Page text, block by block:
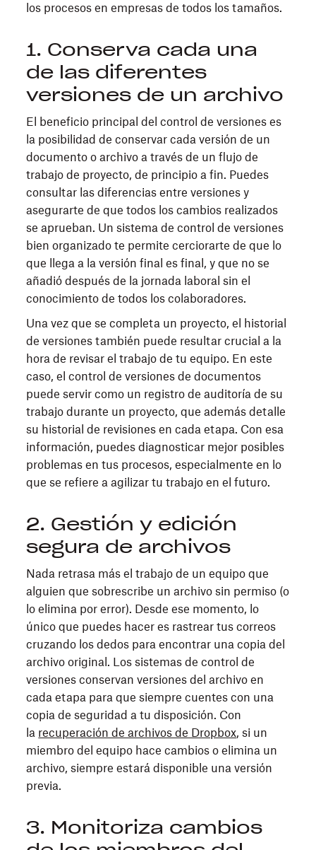
los procesos en empresas de todos los tamaños.
1. Conserva cada una
de las diferentes
versiones de un archivo
El beneficio principal del control de versiones es
la posibilidad de conservar cada versión de un
documento o archivo a través de un flujo de
trabajo de proyecto, de principio a fin. Puedes
consultar las diferencias entre versiones y
asegurarte de que todos los cambios realizados
se aprueban. Un sistema de control de versiones
bien organizado te permite cerciorarte de que lo
que llega a la versión final es final, y que no se
añadió después de la jornada laboral sin el
conocimiento de todos los colaboradores.
Una vez que se completa un proyecto, el historial
de versiones también puede resultar crucial a la
hora de revisar el trabajo de tu equipo. En este
caso, el control de versiones de documentos
puede servir como un registro de auditoría de su
trabajo durante un proyecto, que además detalle
su historial de revisiones en cada etapa. Con esa
información, puedes diagnosticar mejor posibles
problemas en tus procesos, especialmente en lo
que se refiere a agilizar tu trabajo en el futuro.
2. Gestión y edición
segura de archivos
Nada retrasa más el trabajo de un equipo que
alguien que sobrescribe un archivo sin permiso (o
lo elimina por error). Desde ese momento, lo
único que puedes hacer es rastrear tus correos
cruzando los dedos para encontrar una copia del
archivo original. Los sistemas de control de
versiones conservan versiones del archivo en
cada etapa para que siempre cuentes con una
copia de seguridad a tu disposición. Con
la recuperación de archivos de Dropbox, si un
miembro del equipo hace cambios o elimina un
archivo, siempre estará disponible una versión
previa.
3. Monitoriza cambios